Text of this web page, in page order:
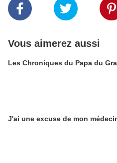
Vous aimerez aussi
Les Chroniques du Papa du
J'ai une excuse de mon